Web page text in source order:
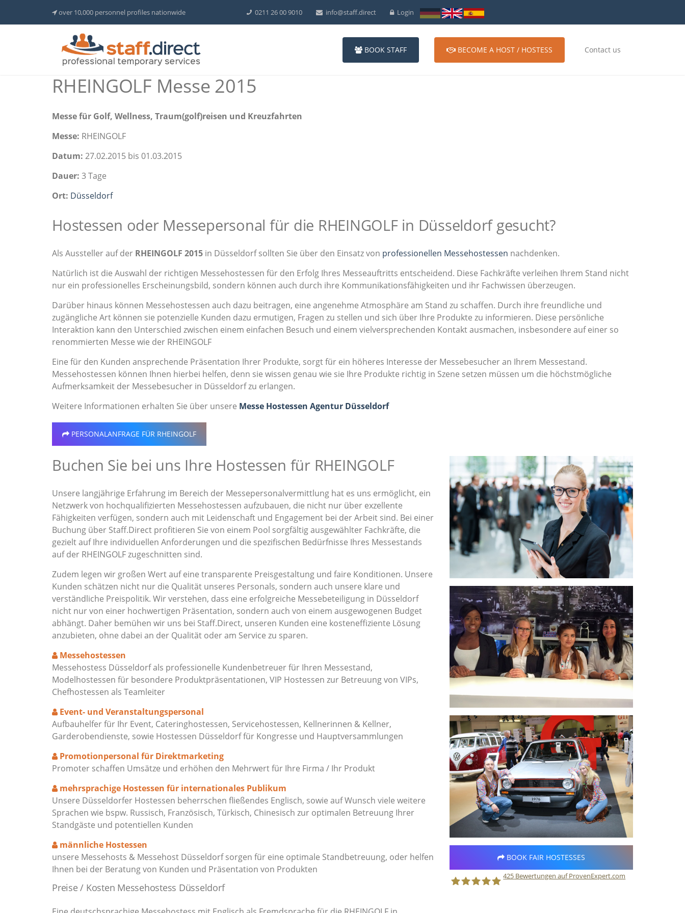
over 10,000 personnel profiles nationwide 0211 26 00 9010 info@staff.direct Login
BOOK STAFF BECOME A HOST / HOSTESS Contact us
RHEINGOLF Messe 2015
Messe für Golf, Wellness, Traum(golf)reisen und Kreuzfahrten
Messe: RHEINGOLF
Datum: 27.02.2015 bis 01.03.2015
Dauer: 3 Tage
Ort: Düsseldorf
Hostessen oder Messepersonal für die RHEINGOLF in Düsseldorf gesucht?
Als Aussteller auf der RHEINGOLF 2015 in Düsseldorf sollten Sie über den Einsatz von professionellen Messehostessen nachdenken.
Natürlich ist die Auswahl der richtigen Messehostessen für den Erfolg Ihres Messeauftritts entscheidend. Diese Fachkräfte verleihen Ihrem Stand nicht
nur ein professionelles Erscheinungsbild, sondern können auch durch ihre Kommunikationsfähigkeiten und ihr Fachwissen überzeugen.
Darüber hinaus können Messehostessen auch dazu beitragen, eine angenehme Atmosphäre am Stand zu schaffen. Durch ihre freundliche und
zugängliche Art können sie potenzielle Kunden dazu ermutigen, Fragen zu stellen und sich über Ihre Produkte zu informieren. Diese persönliche
Interaktion kann den Unterschied zwischen einem einfachen Besuch und einem vielversprechenden Kontakt ausmachen, insbesondere auf einer so
renommierten Messe wie der RHEINGOLF
Eine für den Kunden ansprechende Präsentation Ihrer Produkte, sorgt für ein höheres Interesse der Messebesucher an Ihrem Messestand.
Messehostessen können Ihnen hierbei helfen, denn sie wissen genau wie sie Ihre Produkte richtig in Szene setzen müssen um die höchstmögliche
Aufmerksamkeit der Messebesucher in Düsseldorf zu erlangen.
Weitere Informationen erhalten Sie über unsere Messe Hostessen Agentur Düsseldorf
PERSONALANFRAGE FÜR RHEINGOLF
Buchen Sie bei uns Ihre Hostessen für RHEINGOLF
Unsere langjährige Erfahrung im Bereich der Messepersonalvermittlung hat es uns ermöglicht, ein
Netzwerk von hochqualifizierten Messehostessen aufzubauen, die nicht nur über exzellente
Fähigkeiten verfügen, sondern auch mit Leidenschaft und Engagement bei der Arbeit sind. Bei einer
Buchung über Staff.Direct profitieren Sie von einem Pool sorgfältig ausgewählter Fachkräfte, die
gezielt auf Ihre individuellen Anforderungen und die spezifischen Bedürfnisse Ihres Messestands
auf der RHEINGOLF zugeschnitten sind.
Zudem legen wir großen Wert auf eine transparente Preisgestaltung und faire Konditionen. Unsere
Kunden schätzen nicht nur die Qualität unseres Personals, sondern auch unsere klare und
verständliche Preispolitik. Wir verstehen, dass eine erfolgreiche Messebeteiligung in Düsseldorf
nicht nur von einer hochwertigen Präsentation, sondern auch von einem ausgewogenen Budget
abhängt. Daher bemühen wir uns bei Staff.Direct, unseren Kunden eine kosteneffiziente Lösung
anzubieten, ohne dabei an der Qualität oder am Service zu sparen.
Messehostessen
Messehostess Düsseldorf als professionelle Kundenbetreuer für Ihren Messestand,
Modelhostessen für besondere Produktpräsentationen, VIP Hostessen zur Betreuung von VIPs,
Chefhostessen als Teamleiter
Event- und Veranstaltungspersonal
Aufbauhelfer für Ihr Event, Cateringhostessen, Servicehostessen, Kellnerinnen & Kellner,
Garderobendienste, sowie Hostessen Düsseldorf für Kongresse und Hauptversammlungen
Promotionpersonal für Direktmarketing
Promoter schaffen Umsätze und erhöhen den Mehrwert für Ihre Firma / Ihr Produkt
mehrsprachige Hostessen für internationales Publikum
Unsere Düsseldorfer Hostessen beherrschen fließendes Englisch, sowie auf Wunsch viele weitere
Sprachen wie bspw. Russisch, Französisch, Türkisch, Chinesisch zur optimalen Betreuung Ihrer
Standgäste und potentiellen Kunden
männliche Hostessen
unsere Messehosts & Messehost Düsseldorf sorgen für eine optimale Standbetreuung, oder helfen
Ihnen bei der Beratung von Kunden und Präsentation von Produkten
Preise / Kosten Messehostess Düsseldorf
BOOK FAIR HOSTESSES
425 Bewertungen auf ProvenExpert.com